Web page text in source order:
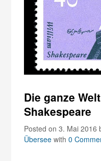
Die ganze
Shakespeare
Posted on 3. Mai 2016
Übersee with0